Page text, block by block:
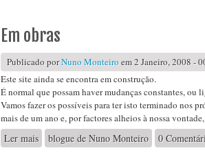
Em obras
Publicado porNuno Monteiroem 2 Janeiro, 2008 -
Este site ainda se encontra em construção.
É normal que possam haver mudanças constantes,
Vamos fazer os possíveis para ter isto terminado nos
mais de um ano e, por factores alheios à nossa
Ler maisacerca de Em obras
blogue de Nuno Monteiro 0